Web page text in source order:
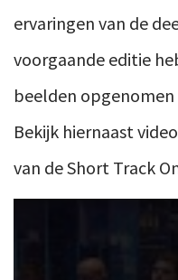
ervaringen van de
voorgaande editie
beelden
Bekijk hiernaast
van de Short Track